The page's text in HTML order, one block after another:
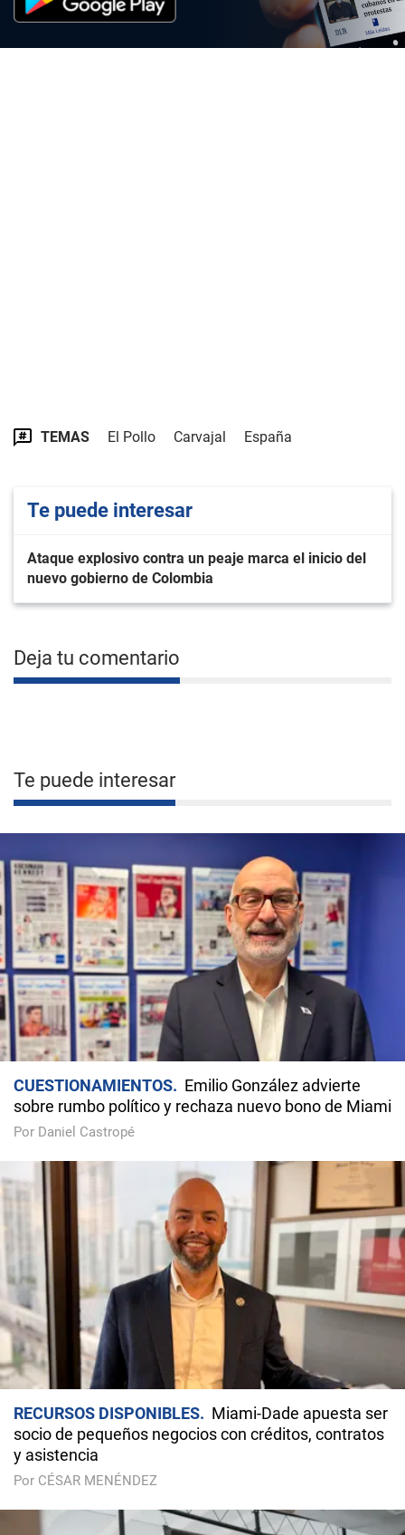
TEMAS El Pollo Carvajal España
Te puede interesar
Ataque explosivo contra un peaje marca el inicio del
nuevo gobierno de Colombia
Deja tu comentario
Te puede interesar
CUESTIONAMIENTOS
Emilio González advierte
sobre rumbo político y rechaza nuevo bono de Miami
Por Daniel Castropé
RECURSOS DISPONIBLES
Miami-Dade apuesta ser
socio de pequeños negocios con créditos, contratos
y asistencia
Por CÉSAR MENÉNDEZ